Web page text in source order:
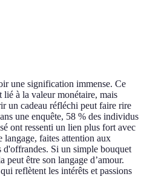
une signification immense. Ce
lié à la valeur monétaire, mais
un cadeau réfléchi peut faire rire
une enquête, 58 % des individus
ont ressenti un lien plus fort avec
faites attention aux
d'offrandes. Si un simple bouquet
peut être son langage d’amour.
reflètent les intérêts et passions